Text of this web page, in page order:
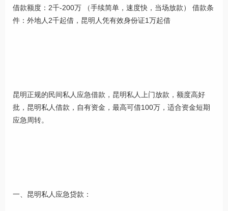
借款额度：2千-200万 （手续简单，速度快，当场放款） 借款条
件：外地人2千起借，昆明人凭有效身份证1万起借
昆明正规的民间私人应急借款，昆明私人上门放款，额度高好
批，昆明私人借款，自有资金，最高可借100万，适合资金短期
应急周转。
一、昆明私人应急贷款：